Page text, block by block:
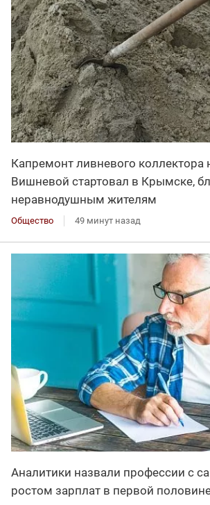
Капремонт ливневого коллектора
Вишневой стартовал в Крымске,
неравнодушным жителям
Общество 49 минут назад
Аналитики назвали профессии с
ростом зарплат в первой